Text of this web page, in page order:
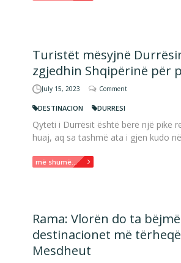
Turistët mësyjnë
zgjedhin Shqipërinë për
July 15, 2023 Comment
DESTINACION DURRESI
Qyteti i Durrësit është bërë një pikë
huaj, aq sa tashmë ata i gjen kudo
më shumë...
Rama: Vlorën do ta
destinacionet më
Mesdheut